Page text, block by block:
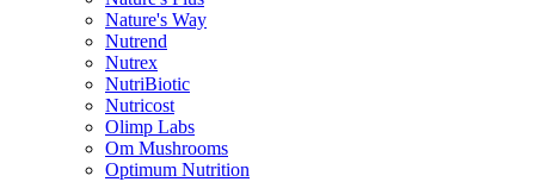
Nature's Way
Nutrend
Nutrex
NutriBiotic
Nutricost
Olimp Labs
Om Mushrooms
Optimum Nutrition